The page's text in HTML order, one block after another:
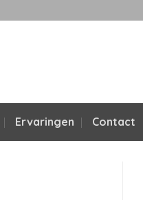
Ervaringen Contact